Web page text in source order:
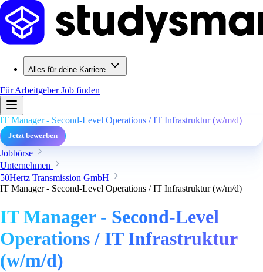
Alles für deine Karriere
Für ArbeitgeberJob finden
IT Manager - Second-Level Operations / IT Infrastruktur (w/m/d)
Jetzt bewerben
Jobbörse
Unternehmen
50Hertz Transmission GmbH
IT Manager - Second-Level Operations / IT Infrastruktur (w/m/d)
IT Manager - Second-Level
Operations / IT Infrastruktur
(w/m/d)